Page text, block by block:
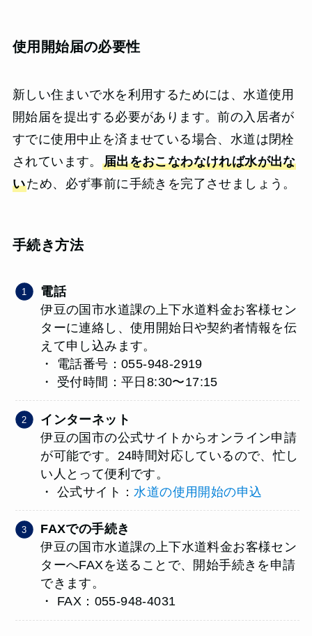
使用開始届の必要性
新しい住まいで水を利用するためには、水道使用
開始届を提出する必要があります。前の入居者が
すでに使用中止を済ませている場合、水道は閉栓
されています。 届出をおこなわなければ水が出な
いため、必ず事前に手続きを完了させましょう。
手続き方法
電話
伊豆の国市水道課の上下水道料金お客様セン
ターに連絡し、使用開始日や契約者情報を伝
えて申し込みます。
・ 電話番号：055-948-2919
・ 受付時間：平日8:30〜17:15
インターネット
伊豆の国市の公式サイトからオンライン申請
が可能です。24時間対応しているので、忙し
い人とって便利です。
・ 公式サイト： 水道の使用開始の申込
FAXでの手続き
伊豆の国市水道課の上下水道料金お客様セン
ターへFAXを送ることで、開始手続きを申請
できます。
・ FAX：055-948-4031